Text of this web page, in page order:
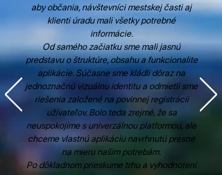
aby občania, návštevníci mestskej časti aj
klienti úradu mali všetky potrebné
informácie.
Od samého začiatku sme mali jasnú
predstavu o štruktúre, obsahu a funkcionalite
aplikácie. Súčasne sme kládli dôraz na
jednoznačnú vizuálnu identitu a odmietli sme
riešenia založené na povinnej registrácii
užívateľov. Bolo teda zrejmé, že sa
neuspokojíme s univerzálnou platformou, ale
chceme vlastnú aplikáciu navrhnutú presne
na mieru našim potrebám.
Po dôkladnom prieskume trhu a vyhodnotení